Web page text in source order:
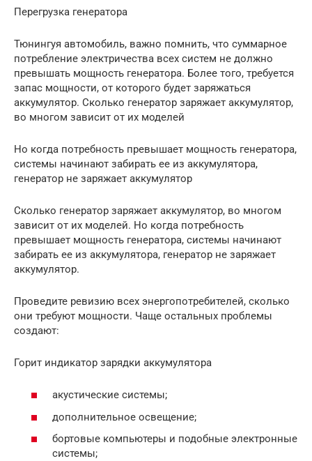
Перегрузка генератора
Тюнингуя автомобиль, важно помнить, что суммарное
потребление электричества всех систем не должно
превышать мощность генератора. Более того, требуется
запас мощности, от которого будет заряжаться
аккумулятор. Сколько генератор заряжает аккумулятор,
во многом зависит от их моделей
Но когда потребность превышает мощность генератора,
системы начинают забирать ее из аккумулятора,
генератор не заряжает аккумулятор
Сколько генератор заряжает аккумулятор, во многом
зависит от их моделей. Но когда потребность
превышает мощность генератора, системы начинают
забирать ее из аккумулятора, генератор не заряжает
аккумулятор.
Проведите ревизию всех энергопотребителей, сколько
они требуют мощности. Чаще остальных проблемы
создают:
Горит индикатор зарядки аккумулятора
акустические системы;
дополнительное освещение;
бортовые компьютеры и подобные электронные
системы;